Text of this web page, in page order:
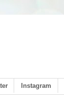
Instagram